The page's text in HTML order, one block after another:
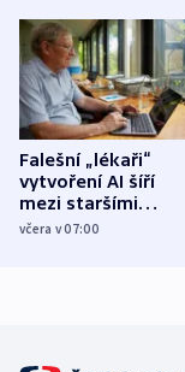
Falešní „lékaři“
vytvoření AI šíří
mezi staršími
Poláky nebezpečné
včera v 07:00